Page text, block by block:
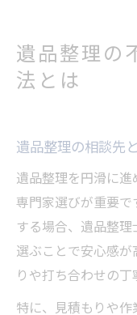
遺品整理の
法とは
遺品整理の相談先
遺品整理を円滑に
専門家選びが重要
する場合、遺品整
選ぶことで安心感
りや打ち合わせの丁
特に、見積もりや